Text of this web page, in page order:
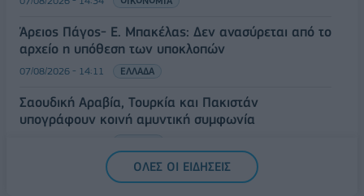
Άρειος Πάγος- Ε. Μπακέλας: Δεν ανασύρεται από το
αρχείο η υπόθεση των υποκλοπών
07/08/2026 - 14:11 ΕΛΛΑΔΑ
Σαουδική Αραβία, Τουρκία και Πακιστάν
υπογράφουν κοινή αμυντική συμφωνία
ΟΛΕΣ ΟΙ ΕΙΔΗΣΕΙΣ